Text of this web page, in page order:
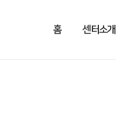
홈 센터소개